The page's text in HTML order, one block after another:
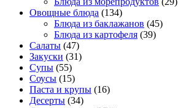
Овощные блюда (134)
Блюда из баклажанов (45)
Блюда из картофеля (39)
Салаты (47)
Закуски (31)
Супы (55)
Соусы (15)
Паста и крупы (16)
Десерты (34)